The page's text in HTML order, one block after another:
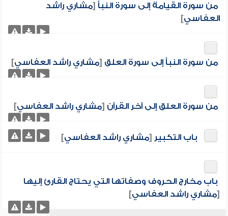
من سورة القيامة إلى سورة النبأ [مشاري راشد
العفاسي]
من سورة النبأ إلى سورة العلق [مشاري راشد العفاسي]
من سورة العلق إلى آخر القرآن [مشاري راشد العفاسي]
باب التكبير [مشاري راشد العفاسي]
باب مخارج الحروف وصفاتها التي يحتاج القارئ إليها
[مشاري راشد العفاسي]